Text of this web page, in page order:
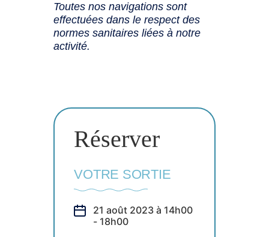
Toutes nos navigations sont
effectuées dans le respect des
normes sanitaires liées à notre
activité.
Réserver
VOTRE SORTIE
21 août 2023 à 14h00
- 18h00